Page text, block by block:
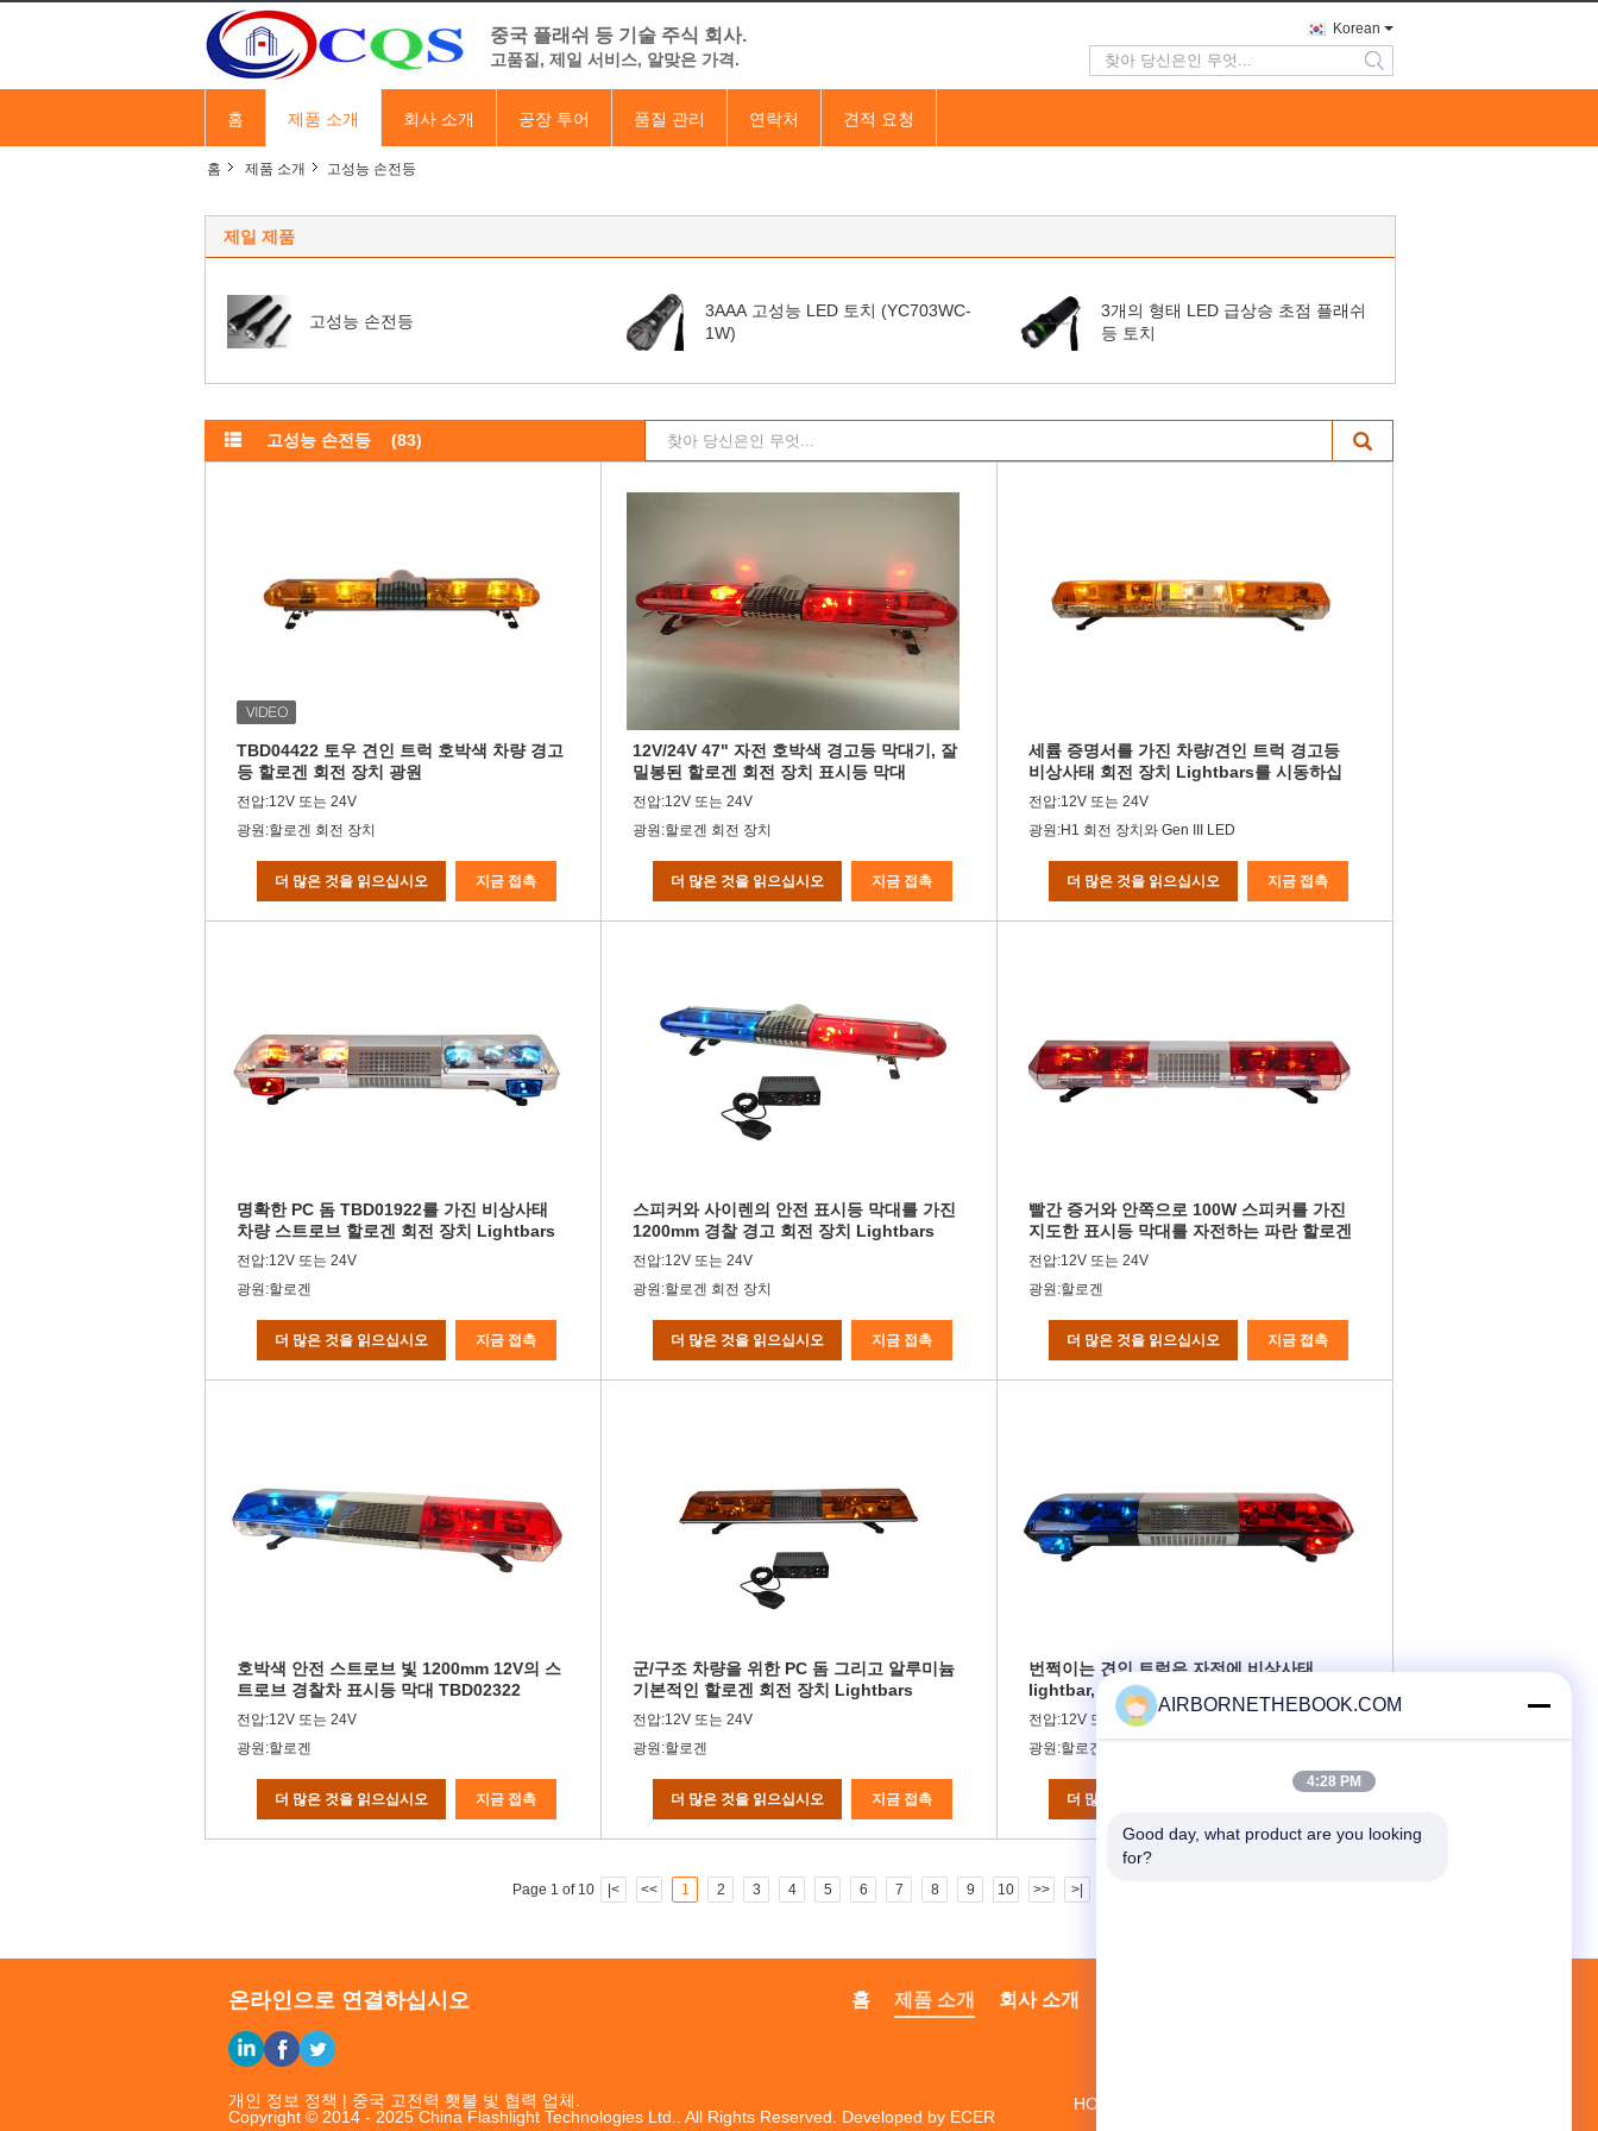
중국 플래쉬 등 기술 주식 회사.
고품질, 제일 서비스, 알맞은 가격.
Korean
search
홈 제품 소개 회사 소개 공장 투어 품질 관리 연락처 견적 요청
홈 제품 소개 고성능 손전등
제일 제품
고성능 손전등
3AAA 고성능 LED 토치 (YC703WC-
1W)
3개의 형태 LED 급상승 초점 플래쉬
등 토치
고성능 손전등 (83)
TBD04422 토우 견인 트럭 호박색 차량 경고
등 할로겐 회전 장치 광원
전압:12V 또는 24V
광원:할로겐 회전 장치
더 많은 것을 읽으십시오 지금 접촉
12V/24V 47" 자전 호박색 경고등 막대기, 잘
밀봉된 할로겐 회전 장치 표시등 막대
전압:12V 또는 24V
광원:할로겐 회전 장치
더 많은 것을 읽으십시오 지금 접촉
세륨 증명서를 가진 차량/견인 트럭 경고등
비상사태 회전 장치 Lightbars를 시동하십
시오
전압:12V 또는 24V
광원:H1 회전 장치와 Gen III LED
더 많은 것을 읽으십시오 지금 접촉
명확한 PC 돔 TBD01922를 가진 비상사태
차량 스트로브 할로겐 회전 장치 Lightbars
전압:12V 또는 24V
광원:할로겐
더 많은 것을 읽으십시오 지금 접촉
스피커와 사이렌의 안전 표시등 막대를 가진
1200mm 경찰 경고 회전 장치 Lightbars
전압:12V 또는 24V
광원:할로겐 회전 장치
더 많은 것을 읽으십시오 지금 접촉
빨간 증거와 안쪽으로 100W 스피커를 가진
지도한 표시등 막대를 자전하는 파란 할로겐
에 충격을 주십시오
전압:12V 또는 24V
광원:할로겐
더 많은 것을 읽으십시오 지금 접촉
호박색 안전 스트로브 빛 1200mm 12V의 스
트로브 경찰차 표시등 막대 TBD02322
전압:12V 또는 24V
광원:할로겐
더 많은 것을 읽으십시오 지금 접촉
군/구조 차량을 위한 PC 돔 그리고 알루미늄
기본적인 할로겐 회전 장치 Lightbars
전압:12V 또는 24V
광원:할로겐
더 많은 것을 읽으십시오 지금 접촉
번쩍이는 견인 트럭은 자전에 비상사태
lightbar, 내립니다, 골목 빛 지도했습니다
전압:12V 또는 24V
광원:할로겐
더 많은 것을 읽으십시오
Page 1 of 10 |< << 1 2 3 4 5 6 7 8 9 10 >> >|
온라인으로 연결하십시오 회사 소개
제품 소개
홈
개인 정보 정책 | 중국 고전력 횃불 빛 협력 업체.
Copyright © 2014 - 2025 China Flashlight Technologies Ltd.. All Rights Reserved. Developed by ECER
HONGHU 건물, No.1 기업 지역, Minzhi,
AIRBORNETHEBOOK.COM
4:28 PM
Good day, what product are you looking
for?